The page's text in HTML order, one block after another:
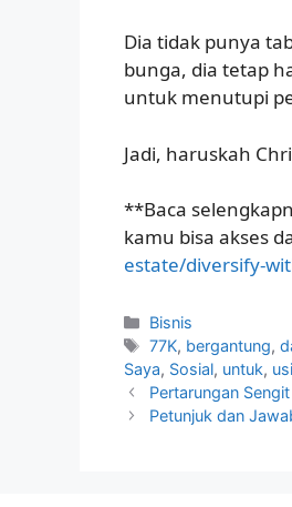
Dia tidak punya
bunga, dia tetap
untuk menutupi
Jadi, haruskah
**Baca
kamu bisa akses
estate/diversify-
Kategori
Bisnis
Tag
77K, bergantung,
Saya, Sosial, untuk,
Pertarungan
Petunjuk dan